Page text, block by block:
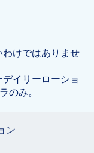
けではありませ
イリーローショ
のみ。